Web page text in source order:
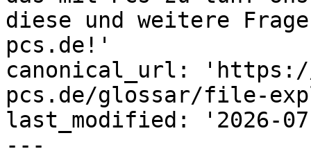
diese und weitere
pcs.de!'
canonical_url: 'https://
pcs.de/glossar/file-
last_modified: '2026-
---